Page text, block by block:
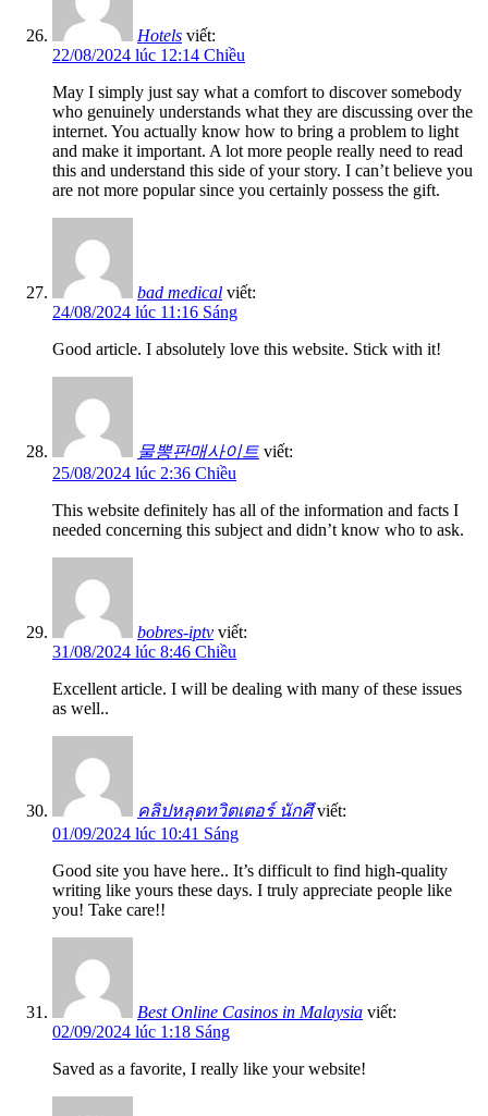
Hotels viết:
22/08/2024 lúc 12:14 Chiều
May I simply just say what a comfort to discover somebody
who genuinely understands what they are discussing over the
internet. You actually know how to bring a problem to light
and make it important. A lot more people really need to read
this and understand this side of your story. I can’t believe you
are not more popular since you certainly possess the gift.
bad medical viết:
24/08/2024 lúc 11:16 Sáng
Good article. I absolutely love this website. Stick with it!
물뽕판매사이트 viết:
25/08/2024 lúc 2:36 Chiều
This website definitely has all of the information and facts I
needed concerning this subject and didn’t know who to ask.
bobres-iptv viết:
31/08/2024 lúc 8:46 Chiều
Excellent article. I will be dealing with many of these issues
as well..
คลิปหลุดทวิตเตอร์ นักศึ viết:
01/09/2024 lúc 10:41 Sáng
Good site you have here.. It’s difficult to find high-quality
writing like yours these days. I truly appreciate people like
you! Take care!!
Best Online Casinos in Malaysia viết:
02/09/2024 lúc 1:18 Sáng
Saved as a favorite, I really like your website!